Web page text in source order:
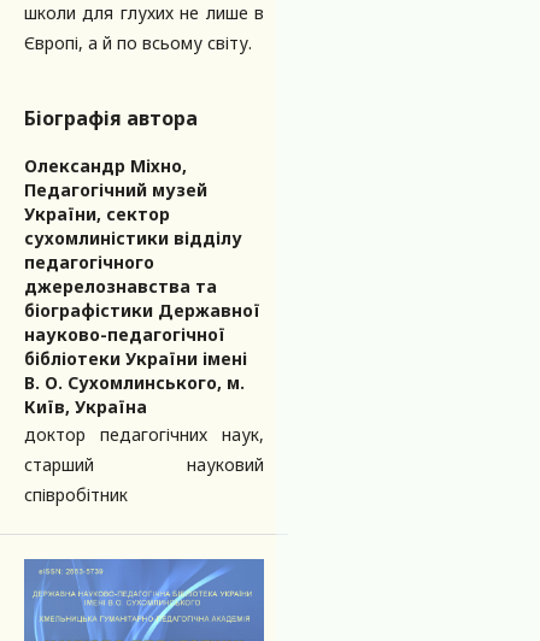
школи для глухих не лише в
Європі, а й по всьому світу.
Біографія автора
Олександр Міхно,
Педагогічний музей
України, сектор
сухомлиністики відділу
педагогічного
джерелознавства та
біографістики Державної
науково-педагогічної
бібліотеки України імені
В. О. Сухомлинського, м.
Київ, Україна
доктор педагогічних наук,
старший науковий
співробітник